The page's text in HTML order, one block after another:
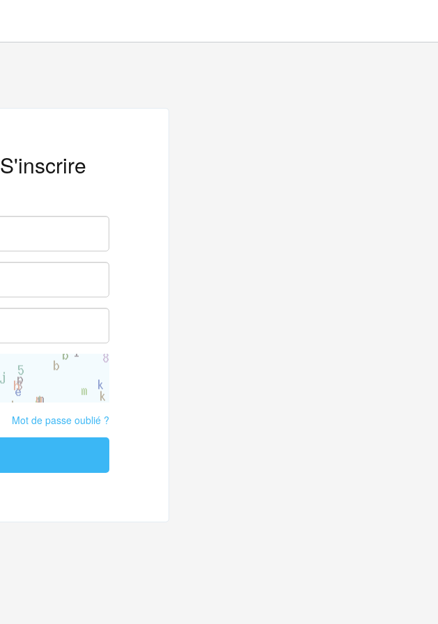
S'inscrire
Mot de passe oublié ?